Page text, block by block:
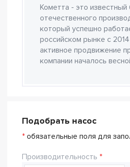
Кометта - это известный
отечественного
который успешно
российском рынке с
активное продвижение
компании началось
Подобрать насос
* обязательные поля для
Производительность